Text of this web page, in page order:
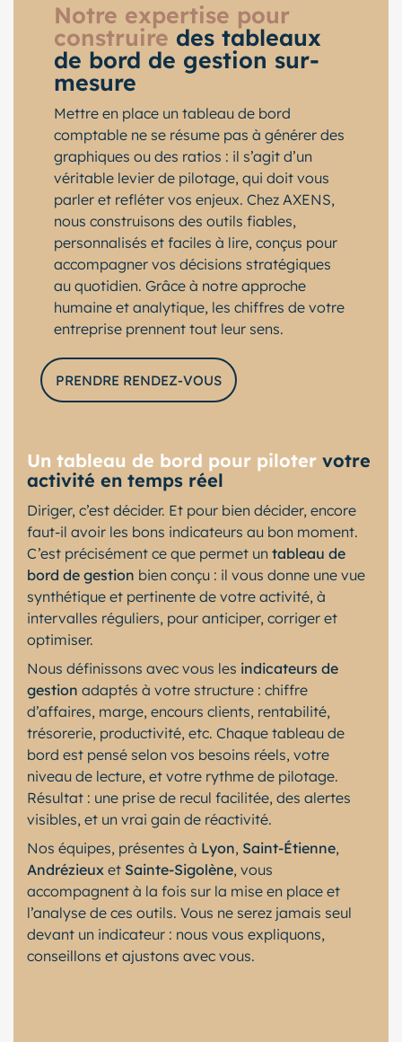
Notre expertise pour
construire des tableaux
de bord de gestion sur-
mesure
Mettre en place un tableau de bord
comptable ne se résume pas à générer des
graphiques ou des ratios : il s’agit d’un
véritable levier de pilotage, qui doit vous
parler et refléter vos enjeux. Chez AXENS,
nous construisons des outils fiables,
personnalisés et faciles à lire, conçus pour
accompagner vos décisions stratégiques
au quotidien. Grâce à notre approche
humaine et analytique, les chiffres de votre
entreprise prennent tout leur sens.
PRENDRE RENDEZ-VOUS
Un tableau de bord pour piloter votre
activité en temps réel
Diriger, c’est décider. Et pour bien décider, encore
faut-il avoir les bons indicateurs au bon moment.
C’est précisément ce que permet un tableau de
bord de gestion bien conçu : il vous donne une vue
synthétique et pertinente de votre activité, à
intervalles réguliers, pour anticiper, corriger et
optimiser.
Nous définissons avec vous les indicateurs de
gestion adaptés à votre structure : chiffre
d’affaires, marge, encours clients, rentabilité,
trésorerie, productivité, etc. Chaque tableau de
bord est pensé selon vos besoins réels, votre
niveau de lecture, et votre rythme de pilotage.
Résultat : une prise de recul facilitée, des alertes
visibles, et un vrai gain de réactivité.
Nos équipes, présentes à Lyon, Saint-Étienne,
Andrézieux et Sainte-Sigolène, vous
accompagnent à la fois sur la mise en place et
l’analyse de ces outils. Vous ne serez jamais seul
devant un indicateur : nous vous expliquons,
conseillons et ajustons avec vous.